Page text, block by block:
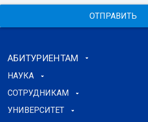
ОТПРАВИТЬ
АБИТУРИЕНТАМ
НАУКА
СОТРУДНИКАМ
УНИВЕРСИТЕТ